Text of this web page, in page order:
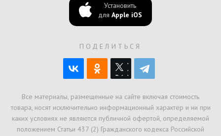
Установить
для Apple iOS
ПОДЕЛИТЬСЯ
Все материалы, размещенные на сайте включая стоимость
товара, носят исключительно информационный характер и ни при
каких условиях не являются публичной офертой, определяемой
положением Статьи 437 (2) Гражданского кодекса Российской